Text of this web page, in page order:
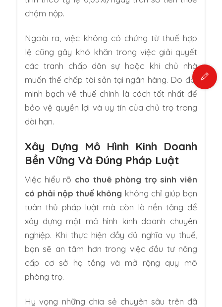
chậm nộp.
Ngoài ra, việc không có chứng từ thuế hợp
lệ cũng gây khó khăn trong việc giải quyết
các tranh chấp dân sự hoặc khi chủ nhà
muốn thế chấp tài sản tại ngân hàng. Do đó,
minh bạch về thuế chính là cách tốt nhất để
bảo vệ quyền lợi và uy tín của chủ trọ trong
dài hạn.
Xây Dựng Mô Hình Kinh Doanh
Bền Vững Và Đúng Pháp Luật
Việc hiểu rõ cho thuê phòng trọ sinh viên
có phải nộp thuế không không chỉ giúp bạn
tuân thủ pháp luật mà còn là nền tảng để
xây dựng một mô hình kinh doanh chuyên
nghiệp. Khi thực hiện đầy đủ nghĩa vụ thuế,
bạn sẽ an tâm hơn trong việc đầu tư nâng
cấp cơ sở hạ tầng và mở rộng quy mô
phòng trọ.
Hy vọng những chia sẻ chuyên sâu trên đã